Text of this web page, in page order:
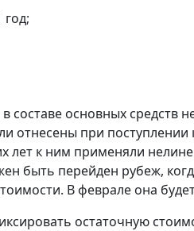
год;
составе основных средств
отнесены при
лет к ним применяли
быть перейден рубеж,
В феврале она
остаточную